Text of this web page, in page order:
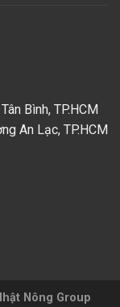
Bình, TP.HCM
An Lạc, TP.HCM
Nông Group